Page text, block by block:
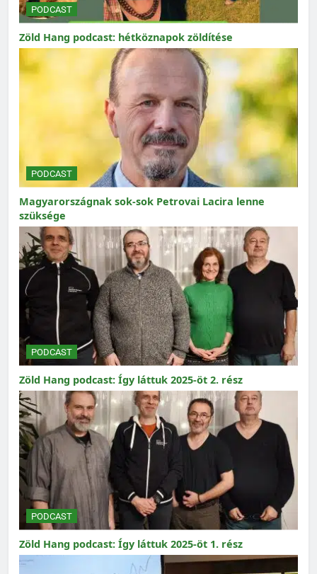
PODCAST
Zöld Hang podcast: hétköznapok zöldítése
PODCAST
Magyarországnak sok-sok Petrovai Lacira lenne
szüksége
PODCAST
Zöld Hang podcast: Így láttuk 2025-öt 2. rész
PODCAST
Zöld Hang podcast: Így láttuk 2025-öt 1. rész